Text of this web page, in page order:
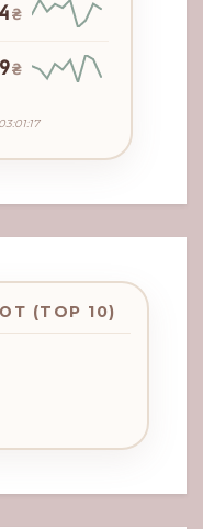
₴
₴
(TOP 10)